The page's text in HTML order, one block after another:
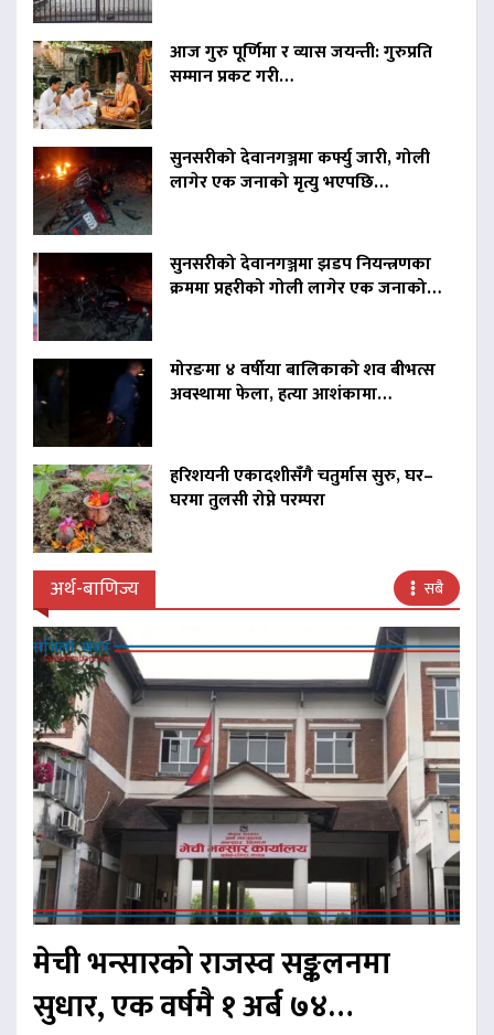
आज गुरु पूर्णिमा र व्यास जयन्ती: गुरुप्रति
सम्मान प्रकट गरी…
सुनसरीको देवानगञ्जमा कर्फ्यु जारी, गोली
लागेर एक जनाको मृत्यु भएपछि…
सुनसरीको देवानगञ्जमा झडप नियन्त्रणका
क्रममा प्रहरीको गोली लागेर एक जनाको…
मोरङमा ४ वर्षीया बालिकाको शव बीभत्स
अवस्थामा फेला, हत्या आशंकामा…
हरिशयनी एकादशीसँगै चतुर्मास सुरु, घर–
घरमा तुलसी रोप्ने परम्परा
अर्थ-बाणिज्य सबै
मेची भन्सारको राजस्व सङ्कलनमा
सुधार, एक वर्षमै १ अर्ब ७४…